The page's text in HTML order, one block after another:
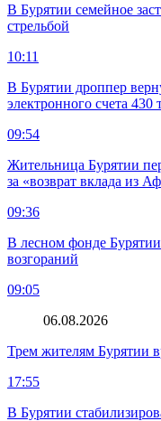
В Бурятии семейное
стрельбой
10:11
В Бурятии дроппер
электронного счета 430
09:54
Жительница Бурятии
за «возврат вклада из
09:36
В лесном фонде
возгораний
09:05
06.08.2026
Трем жителям Бурятии
17:55
В Бурятии